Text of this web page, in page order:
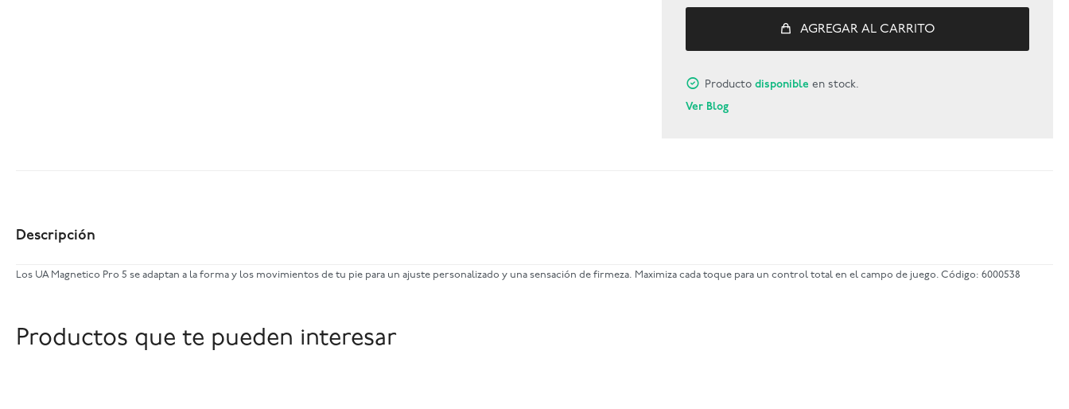
AGREGAR AL CARRITO
Productodisponible en stock.
Ver Blog
Descripción
Los UA Magnetico Pro 5 se adaptan a la forma y los movimientos de tu pie para un ajuste personalizado y una sensación de firmeza. Maximiza cada toque para un control total en el campo de juego. Código: 6000538
Productos que te pueden interesar